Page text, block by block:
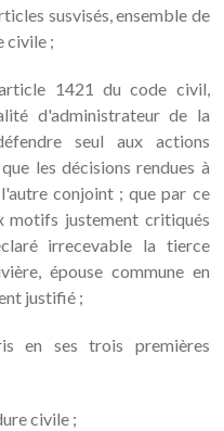
susvisés, ensemble de
civile ;
1421 du code civil,
d'administrateur de la
seul aux actions
les décisions rendues à
conjoint ; que par ce
justement critiqués
irrecevable la tierce
épouse commune en
justifié ;
en ses trois premières
civile ;